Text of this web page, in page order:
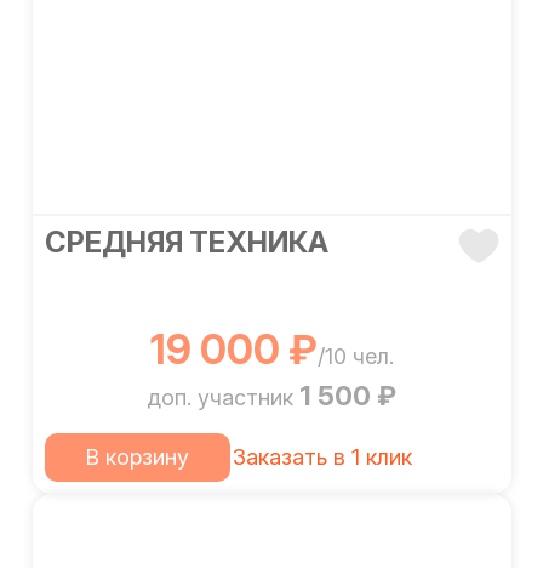
СРЕДНЯЯ ТЕХНИКА
19 000 ₽/10 чел.
доп. участник 1 500 ₽
В корзину Заказать в 1 клик